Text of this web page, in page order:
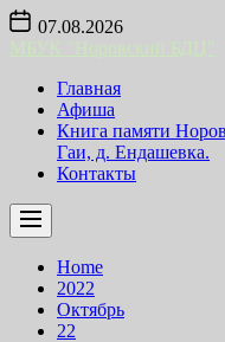
Skip
content
07.08.2026
Главная
Афиша
Книга памяти
Гаи, д. Ендашевка.
Контакты
Home
2022
Октябрь
22